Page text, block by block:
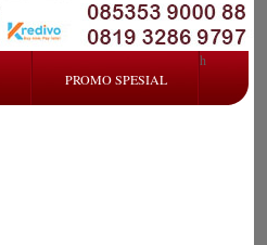
PROMO SPESIAL
h